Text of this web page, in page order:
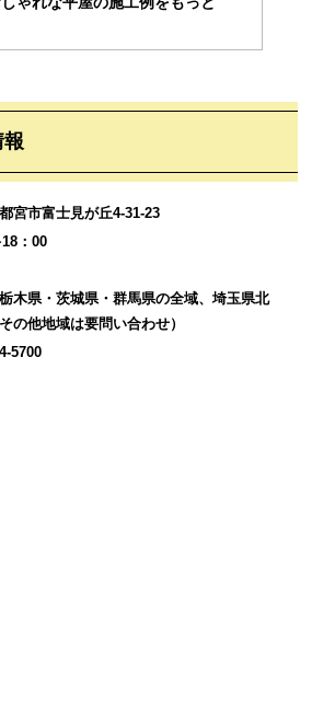
宮市富士見が丘4-31-23
：00
木県・茨城県・群馬県の全域、埼玉県北
の他地域は要問い合わせ）
5700